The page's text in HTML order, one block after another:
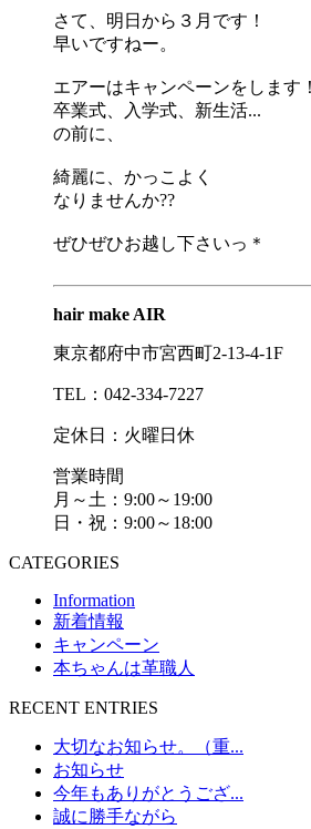
さて、明日から３月です！
早いですねー。
エアーはキャンペーンをします！
卒業式、入学式、新生活...
の前に、
綺麗に、かっこよく
なりませんか??
ぜひぜひお越し下さいっ＊
hair make AIR
東京都府中市宮西町2-13-4-1F
TEL：042-334-7227
定休日：火曜日休
営業時間
月～土：9:00～19:00
日・祝：9:00～18:00
CATEGORIES
Information
新着情報
キャンペーン
本ちゃんは革職人
RECENT ENTRIES
大切なお知らせ。（重...
お知らせ
今年もありがとうござ...
誠に勝手ながら